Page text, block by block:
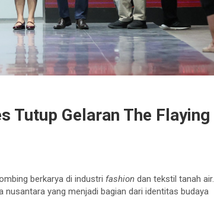
Tutup Gelaran The Flaying
berkarya di industri fashion dan tekstil tanah air.
yang menjadi bagian dari identitas budaya